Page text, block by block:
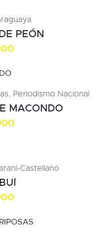
PEÓN
, Periodismo Nacional
MACONDO
Castellano